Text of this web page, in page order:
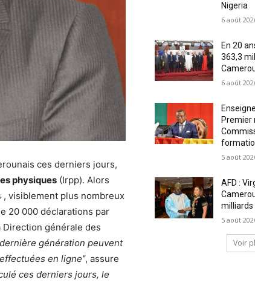
ces derniers jours,
physiques (Irpp). Alors
visiblement plus nombreux
20 000 déclarations par
générale des
génération peuvent
en ligne’‘, assure
ces derniers jours, le
Nigeria
6 août
En 20
363,3
6 août
Premier
5 août
AFD :
milliards
5 août
Voir